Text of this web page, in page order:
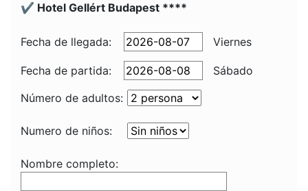
✔️ Hotel Gellért Budapest ****
Fecha de llegada: Viernes
Fecha de partida:
Sábado
Número de adultos:
Numero de niños:
Nombre completo: